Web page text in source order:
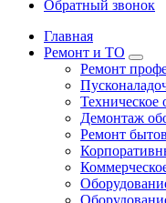
Обратный звонок
Главная
Ремонт и ТО
Ремонт
Техническое
Демонтаж
Ремонт